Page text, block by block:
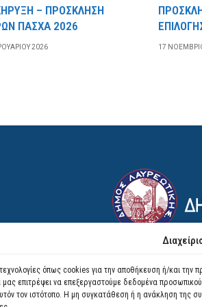
όπως cookies για την αποθήκευση ή/και
επιτρέψει να επεξεργαστούμε δεδομένα
τον ιστότοπο. Η μη συγκατάθεση ή η ανάκληση της
– ΠΡΟΣΚΛΗΣΗ
ΠΑΣΧΑ 2026
2026 17